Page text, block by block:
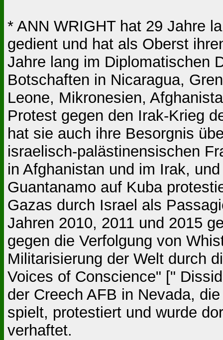
* ANN WRIGHT hat 29 Jahre
gedient und hat als Oberst
Jahre lang im Diplomatischen
Botschaften in Nicaragua,
Leone, Mikronesien,
Protest gegen den Irak-Krieg
hat sie auch ihre Besorgnis
israelisch-palästinensischen
in Afghanistan und im Irak,
Guantanamo auf Kuba
Gazas durch Israel als
Jahren 2010, 2011 und 2015
gegen die Verfolgung von
Militarisierung der Welt durch
Voices of Conscience" ["
der Creech AFB in Nevada,
spielt, protestiert und wurde
verhaftet.